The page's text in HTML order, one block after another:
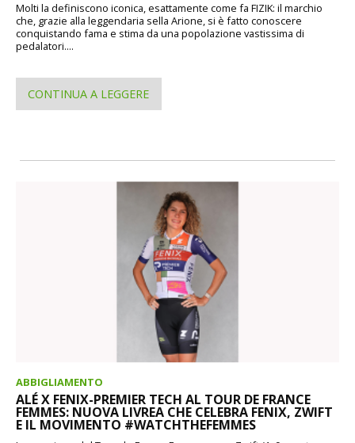
Molti la definiscono iconica, esattamente come fa FIZIK: il marchio
che, grazie alla leggendaria sella Arione, si è fatto conoscere
conquistando fama e stima da una popolazione vastissima di
pedalatori....
CONTINUA A LEGGERE
ABBIGLIAMENTO
ALÉ X FENIX-PREMIER TECH AL TOUR DE FRANCE
FEMMES: NUOVA LIVREA CHE CELEBRA FENIX, ZWIFT
E IL MOVIMENTO #WATCHTHEFEMMES